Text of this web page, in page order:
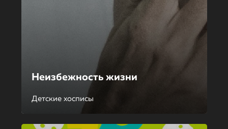
Неизбежность жизни
Детские хосписы